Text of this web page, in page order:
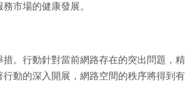
市場的健康發展。
。行動針對當前網路存在的突出問題，精
動的深入開展，網路空間的秩序將得到有